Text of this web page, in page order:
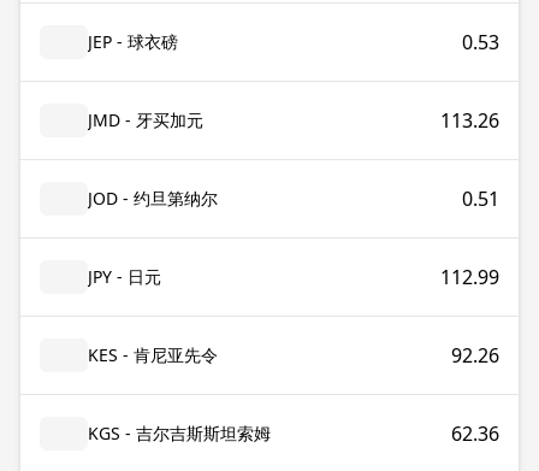
JEP - 球衣磅 0.53
JMD - 牙买加元 113.26
JOD - 约旦第纳尔 0.51
JPY - 日元 112.99
KES - 肯尼亚先令 92.26
KGS - 吉尔吉斯斯坦索姆 62.36